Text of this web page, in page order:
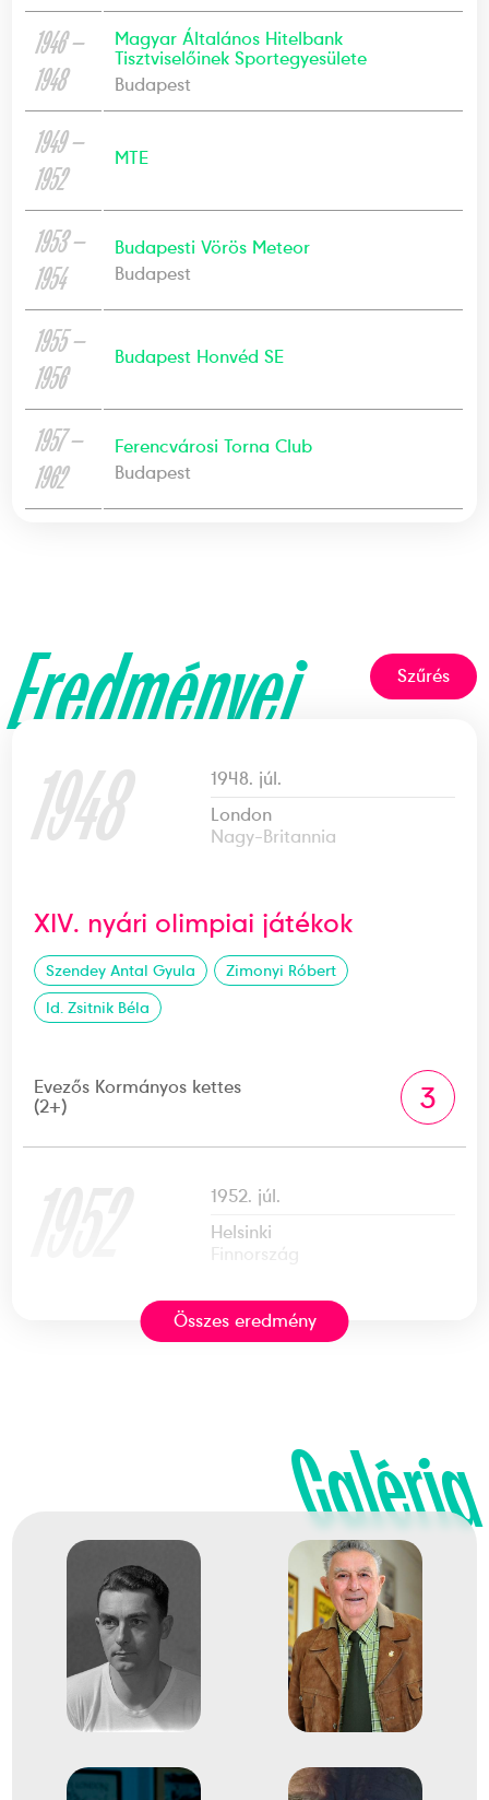
1946 —
1948
Magyar Általános Hitelbank
Tisztviselőinek Sportegyesülete
Budapest
1949 —
1952
MTE
1953 —
1954
Budapesti Vörös Meteor
Budapest
1955 —
1956
Budapest Honvéd SE
1957 —
1962
Ferencvárosi Torna Club
Budapest
Eredményei Szűrés
1948
1948. júl.
London
Nagy-Britannia
XIV. nyári olimpiai játékok
Szendey Antal Gyula
Zimonyi Róbert
Id. Zsitnik Béla
Evezős Kormányos kettes
(2+)
3
1952. júl.
Helsinki
Finnország
XV. nyári olimpiai játékok
Id. Zsitnik Béla
Evezős Nyolcas (8+) 6
1947
1947. aug.
Összes eredmény
Galéria